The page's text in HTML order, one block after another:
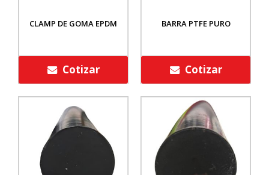
CLAMP DE GOMA EPDM
Cotizar
BARRA PTFE PURO
Cotizar